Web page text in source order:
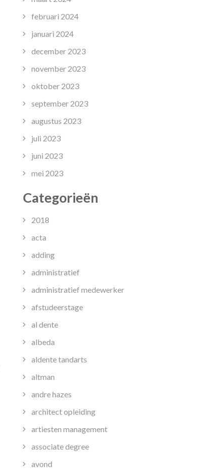
februari 2024
januari 2024
december 2023
november 2023
oktober 2023
september 2023
augustus 2023
juli 2023
juni 2023
mei 2023
Categorieën
2018
acta
adding
administratief
administratief medewerker
afstudeerstage
al dente
albeda
aldente tandarts
altman
andre hazes
architect opleiding
artiesten management
associate degree
avond